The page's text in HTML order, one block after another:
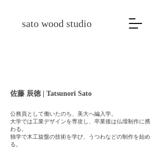
sato wood studio
佐藤 辰徳 | Tatsunori Sato
公務員として働いたのち、美大へ編入学。
大学では工業デザインを専攻し、 卒業後は仏壇制作に携
わる。
独学で木工旋盤の技術を学び、うつわなどの制作を始め
る。